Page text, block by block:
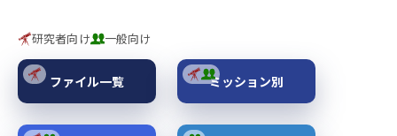
研究者向け 一般向け
ファイル一覧 ミッション別